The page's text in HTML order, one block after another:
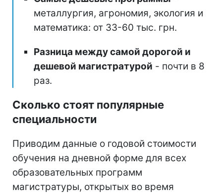
металлургия, агрономия, экология и
математика: от 33-60 тыс. грн.
Разница между самой дорогой и
дешевой магистратурой - почти в 8
раз.
Сколько стоят популярные
специальности
Приводим данные о годовой стоимости
обучения на дневной форме для всех
образовательных программ
магистратуры, открытых во время